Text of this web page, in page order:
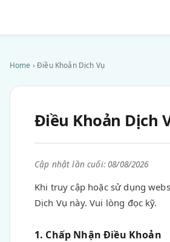
Home › Điều Khoản Dịch Vụ
Điều Khoản Dịch
Cập nhật lần cuối: 08/08/2026
Khi truy cập hoặc sử dụng
Dịch Vụ này. Vui lòng đọc kỹ.
1. Chấp Nhận Điều Khoản